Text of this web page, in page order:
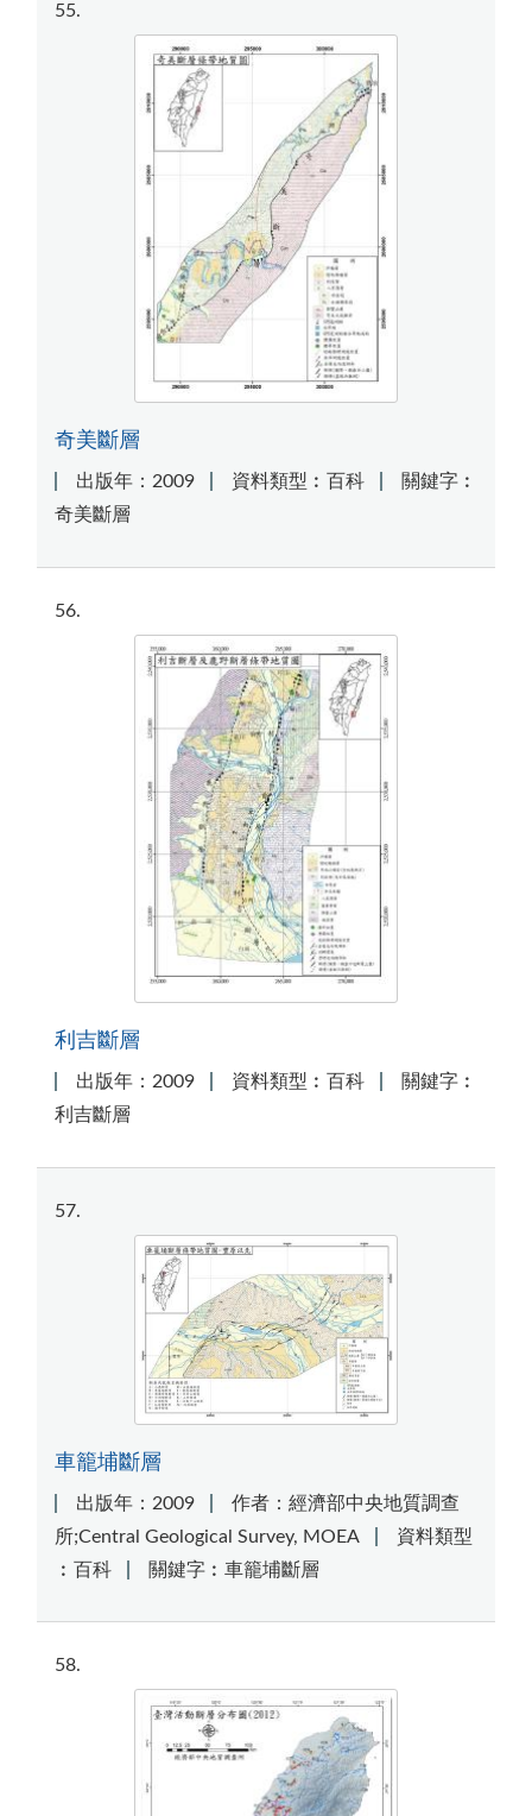
55
奇美斷層
出版年：2009 資料類型︰百科
關鍵字︰
奇美斷層
56
利吉斷層
出版年：2009 資料類型︰百科
關鍵字︰
利吉斷層
57
車籠埔斷層
出版年：2009
作者：經濟部中央地質調查
所;Central Geological Survey, MOEA
資料類型
︰百科
關鍵字︰車籠埔斷層
58